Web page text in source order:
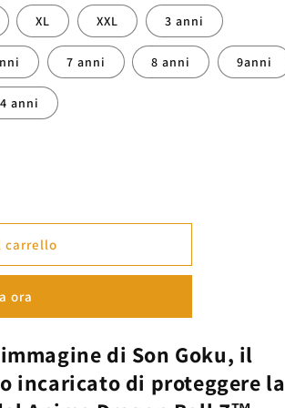
XL XXL 3 anni
7 anni 8 anni 9anni
anni
carrello
ora
di Son Goku, il
incaricato di proteggere la